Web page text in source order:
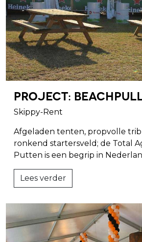
Project:
Skippy-Rent
Afgeladen tenten, propvolle
ronkend startersveld; de Total
Putten is een begrip in
Lees verder